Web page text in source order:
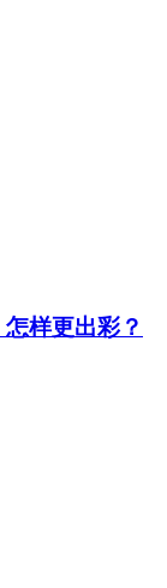
样更出彩？